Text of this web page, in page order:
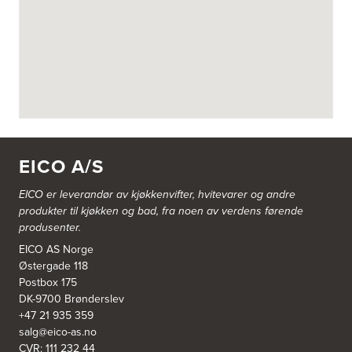
Aurland Elektriske AS
Odden 10 A
Tel.:57-633463
Bekkestua kjøkkenstudio as
Gamle Ringeriksvei 32
1357 Bekkestua
Tel.:99228877
Bergen Kjøkkensenter A/S
Hellevegen 228
5039 Bergen
Tel.:55-395060
EICO A/S
EICO er leverandør av kjøkkenvifter, hvitevarer og andre
produkter til kjøkken og bad, fra noen av verdens førende
produsenter.
EICO AS Norge
Østergade 118
Postbox 175
DK-9700 Brønderslev
+47 21 935 359
salg@eico-as.no
CVR: 111 232 44